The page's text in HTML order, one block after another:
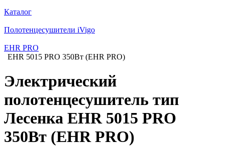
Каталог
Полотенцесушители iVigo
EHR PRO
EHR 5015 PRO 350Вт (EHR PRO)
Электрический
полотенцесушитель тип
Лесенка EHR 5015 PRO
350Вт (EHR PRO)